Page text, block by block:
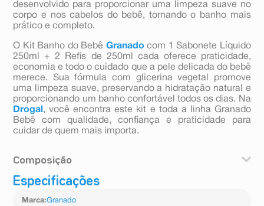
desenvolvido para proporcionar uma limpeza suave no
corpo e nos cabelos do bebê, tornando o banho mais
prático e completo.
O Kit Banho do Bebê Granadocom 1 Sabonete Líquido
250ml + 2 Refis de 250ml cada oferece praticidade,
economia e todo o cuidado que a pele delicada do bebê
merece. Sua fórmula com glicerina vegetal promove
uma limpeza suave, preservando a hidratação natural e
proporcionando um banho confortável todos os dias. Na
Drogal , você encontra este kit e toda a linha Granado
Bebê com qualidade, confiança e praticidade para
cuidar de quem mais importa.
Composição
Sabonete líquido bebê tradicional 250ml - aqua (water),
cocamidopropyl betaine, glycerin, sorbitan caprylate,
Especificações
Marca:Granado